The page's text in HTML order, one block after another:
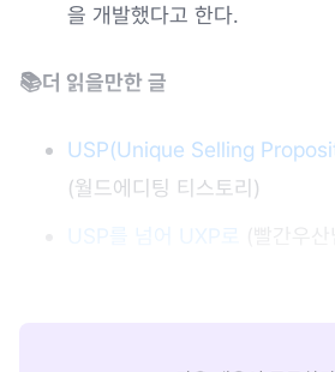
을 개발했다고 한다.
📚더 읽을만한 글
USP(Unique Selling
(월드에디팅 티스토리)
USP를 넘어 UXP로